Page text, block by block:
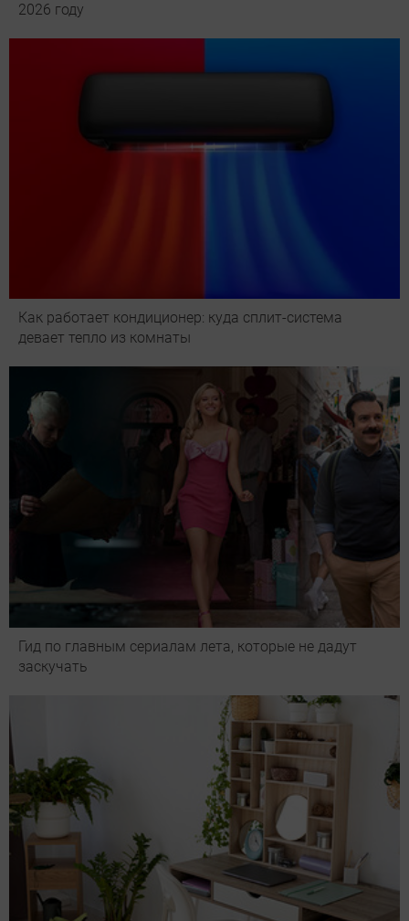
2026 году
Как работает кондиционер: куда сплит-система
девает тепло из комнаты
Гид по главным сериалам лета, которые не дадут
заскучать